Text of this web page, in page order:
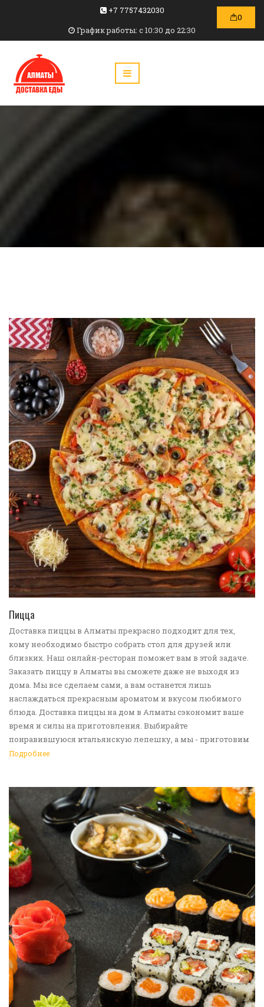
+7 7757432030
График работы: c 10:30 до 22:30
0
Пицца
Доставка пиццы в Алматы прекрасно подходит для тех,
кому необходимо быстро собрать стол для друзей или
близких. Наш онлайн-ресторан поможет вам в этой задаче.
Заказать пиццу в Алматы вы сможете даже не выходя из
дома. Мы все сделаем сами, а вам останется лишь
наслаждаться прекрасным ароматом и вкусом любимого
блюда. Доставка пиццы на дом в Алматы сэкономит ваше
время и силы на приготовления. Выбирайте
понравившуюся итальянскую лепешку, а мы - приготовим
ее в лучших традициях. Доставка еды в Алматы -
Подробнее